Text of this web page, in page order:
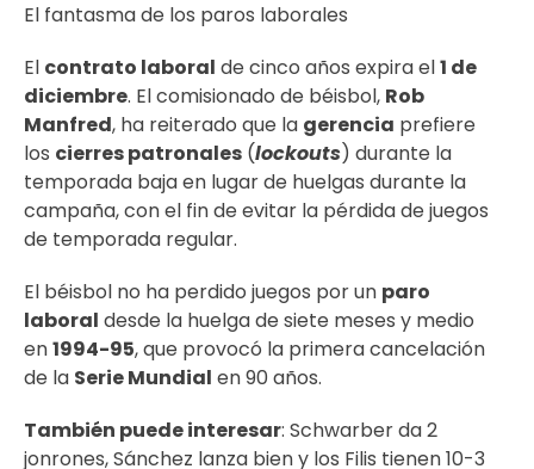
El fantasma de los paros laborales
El contrato laboral de cinco años expira el1 de
diciembre. El comisionado de béisbol, Rob
Manfred, ha reiterado que la gerencia prefiere
los cierres patronales (lockouts) durante la
temporada baja en lugar de huelgas durante la
campaña, con el fin de evitar la pérdida de juegos
de temporada regular.
El béisbol no ha perdido juegos por un paro
laboral desde la huelga de siete meses y medio
en1994-95, que provocó la primera cancelación
de la Serie Mundial en 90 años.
También puede interesar: Schwarber da 2
jonrones, Sánchez lanza bien y los Filis tienen 10-3